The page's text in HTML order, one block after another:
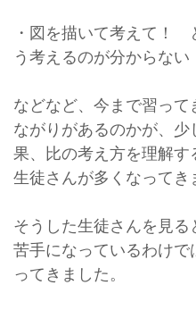
・図を描いて考えて！
う考えるのが分からない
などなど、今まで習っ
ながりがあるのかが、
果、比の考え方を理解
生徒さんが多くなってき
そうした生徒さんを見る
苦手になっているわけ
ってきました。